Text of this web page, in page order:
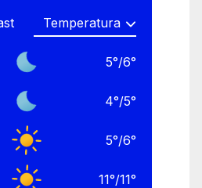
5°/6°
4°/5°
5°/6°
11°/11°